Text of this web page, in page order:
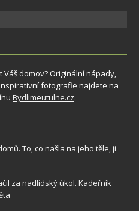
domov? Originální nápady,
fotografie najdete na
Bydlimeutulne.cz.
To, co našla na jeho těle, ji
za nadlidský úkol. Kadeřník